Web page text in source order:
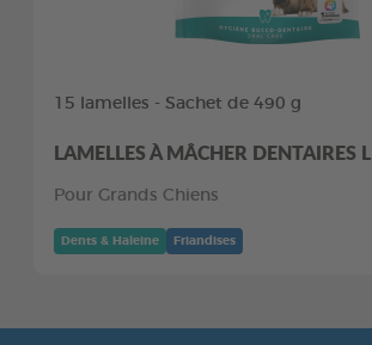
15 lamelles - Sachet de 490 g
LAMELLES À MÂCHER DENTAIRES L
Pour Grands Chiens
Dents & Haleine Friandises